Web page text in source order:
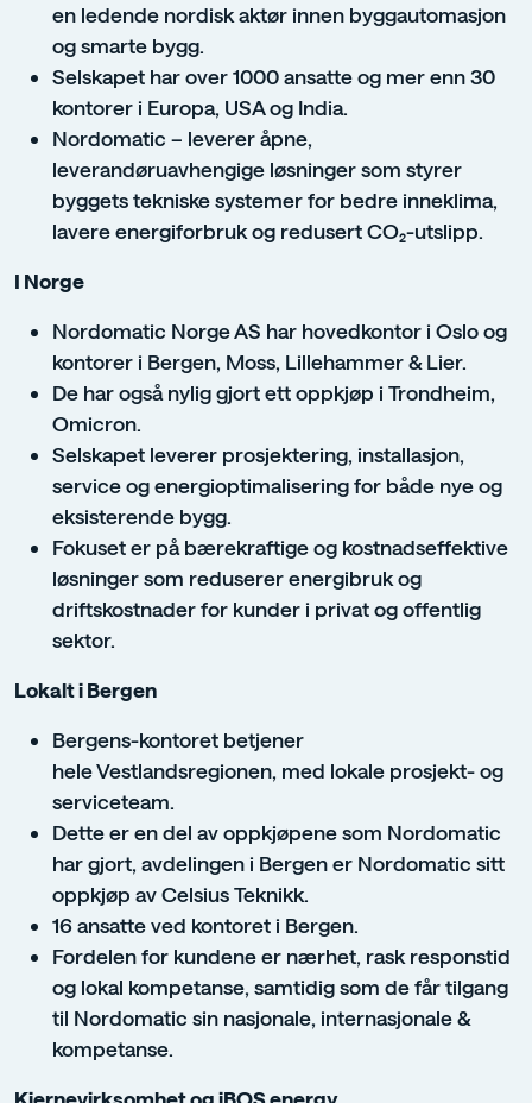
en ledende nordisk aktør innen byggautomasjon
og smarte bygg.
Selskapet har over 1000 ansatte og mer enn 30
kontorer i Europa, USA og India.
Nordomatic – leverer åpne,
leverandøruavhengige løsninger som styrer
byggets tekniske systemer for bedre inneklima,
lavere energiforbruk og redusert CO₂-utslipp.
I Norge
Nordomatic Norge AS har hovedkontor i Oslo og
kontorer i Bergen, Moss, Lillehammer & Lier.
De har også nylig gjort ett oppkjøp i Trondheim,
Omicron.
Selskapet leverer prosjektering, installasjon,
service og energioptimalisering for både nye og
eksisterende bygg.
Fokuset er på bærekraftige og kostnadseffektive
løsninger som reduserer energibruk og
driftskostnader for kunder i privat og offentlig
sektor.
Lokalt i Bergen
Bergens-kontoret betjener
hele Vestlandsregionen, med lokale prosjekt- og
serviceteam.
Dette er en del av oppkjøpene som Nordomatic
har gjort, avdelingen i Bergen er Nordomatic sitt
oppkjøp av Celsius Teknikk.
16 ansatte ved kontoret i Bergen.
Fordelen for kundene er nærhet, rask responstid
og lokal kompetanse, samtidig som de får tilgang
til Nordomatic sin nasjonale, internasjonale &
kompetanse.
Kjernevirksomhet og iBOS energy